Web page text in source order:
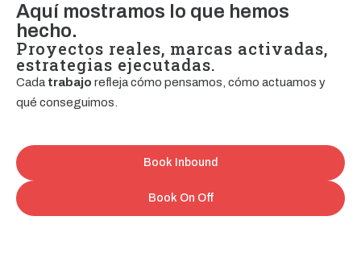
Aquí mostramos lo que hemos
hecho.
Proyectos reales, marcas activadas,
estrategias ejecutadas.
Cada trabajo refleja cómo pensamos, cómo actuamos y
qué conseguimos.
Book Inbound
Book On Off